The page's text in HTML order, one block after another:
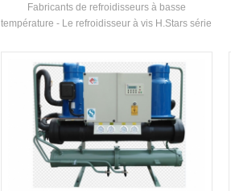
sélectionné pour le Inflosion-Roman grade, et
autre anti-explosion Les unités peuvent être
Fabricants de refroidisseurs à basse
température - Le refroidisseur à vis H.Stars série
température adopte des compresseurs à double
vis à haut rendement, équipés d'échangeurs de
chaleur à calandre et à tubes à haute efficacité
fabriqués par nos soins et d'échangeurs de
chaleur à ailettes. L'unité de récupération de
chaleur peut être configurée en fonction des
besoins du client, ce qui convient aux secteurs
pharmaceutique, chimique, électronique,
alimentaire, etc. C ~ -35